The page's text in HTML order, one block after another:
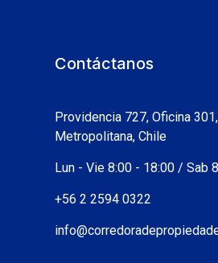
Contáctanos
Providencia 727, Oficina 301,
Metropolitana, Chile
Lun - Vie 8:00 - 18:00 / Sab
+56 2 2594 0322